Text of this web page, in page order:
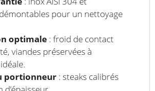
pour un nettoyage
optimale : froid de contact
viandes préservées à
portionneur : steaks calibrés